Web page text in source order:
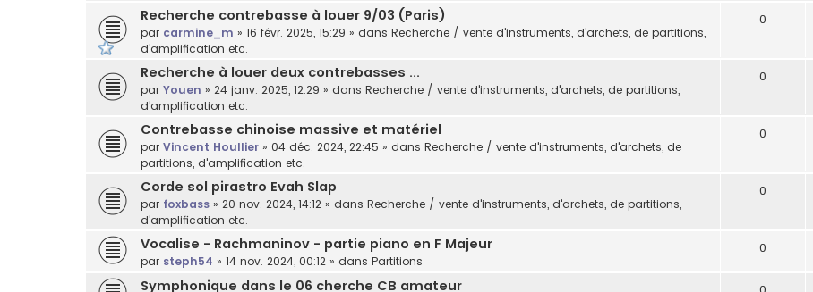
Recherche contrebasse à louer 9/03 (Paris)
par carmine_m » 16 févr. 2025, 15:29 » dans Recherche / vente d'instruments, d'archets, de partitions,
d'amplification etc.
0
Recherche à louer deux contrebasses ...
par Youen » 24 janv. 2025, 12:29 » dans Recherche / vente d'instruments, d'archets, de partitions,
d'amplification etc.
0
Contrebasse chinoise massive et matériel
par Vincent Houllier » 04 déc. 2024, 22:45 » dans Recherche / vente d'instruments, d'archets, de
partitions, d'amplification etc.
0
Corde sol pirastro Evah Slap
par foxbass » 20 nov. 2024, 14:12 » dans Recherche / vente d'instruments, d'archets, de partitions,
d'amplification etc.
0
Vocalise - Rachmaninov - partie piano en F Majeur
par steph54 » 14 nov. 2024, 00:12 » dans Partitions
0
Symphonique dans le 06 cherche CB amateur